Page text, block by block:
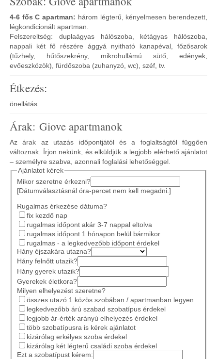
4-6 fős C apartman: három légterű, kényelmesen berendezett,
légkondicionált apartman.
Felszereltség: duplaágyas hálószoba, kétágyas hálószoba,
nappali két fő részére ággyá nyitható kanapéval, főzősarok
(tűzhely, hűtőszekrény, mikrohullámú sütő, edények,
evőeszközök), fürdőszoba (zuhanyzó, wc), széf, tv.
Étkezés:
önellátás.
Árak: Giove apartmanok
Az árak az utazás időpontjától és a foglaltságtól függően
változnak. Írjon nekünk, és elküldjük a legjobb elérhető ajánlatot
– személyre szabva, azonnali foglalási lehetőséggel.
Ajánlatot kérek
Mikor szeretne érkezni?
[Dátumválasztásnál óra-percet nem kell megadni.]
Rugalmas érkezése dátuma?
fix kezdő nap
rugalmas időpont akár 3-7 nappal eltolva
rugalmas időpont 1 hónapon belül bármikor
rugalmas - a legkedvezőbb időpont érdekel
Hány éjszakára utazna?
Hány felnőtt utazik?
Hány gyerek utazik?
Gyerekek életkora?
Milyen elhelyezést szeretne?
összes utazó 1 közös szobában / apartmanban legyen
legkedvezőbb árú szabad szobatípus érdekel
legjobb ár-érték arányú elhelyezés érdekel
több szobatípusra is kérek ajánlatot
kizárólag erkélyes szoba érdekel
kizárólag két légterű családi szoba érdekel
Ezt a szobatípust kérem: